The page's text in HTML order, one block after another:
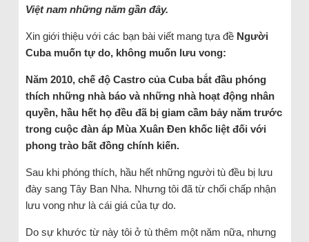
Việt nam những năm gần đây.
Xin giới thiệu với các bạn bài viết mang tựa đề Người
Cuba muốn tự do, không muốn lưu vong:
Năm 2010, chế độ Castro của Cuba bắt đầu phóng
thích những nhà báo và những nhà hoạt động nhân
quyền, hầu hết họ đều đã bị giam cầm bảy năm trước
trong cuộc đàn áp Mùa Xuân Đen khốc liệt đối với
phong trào bất đồng chính kiến.
Sau khi phóng thích, hầu hết những người tù đều bị lưu
đày sang Tây Ban Nha. Nhưng tôi đã từ chối chấp nhận
lưu vong như là cái giá của tự do.
Do sự khước từ này tôi ở tù thêm một năm nữa, nhưng